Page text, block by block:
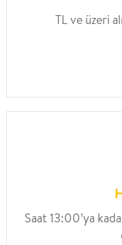
TL ve üzeri
Saat 13:00’ya